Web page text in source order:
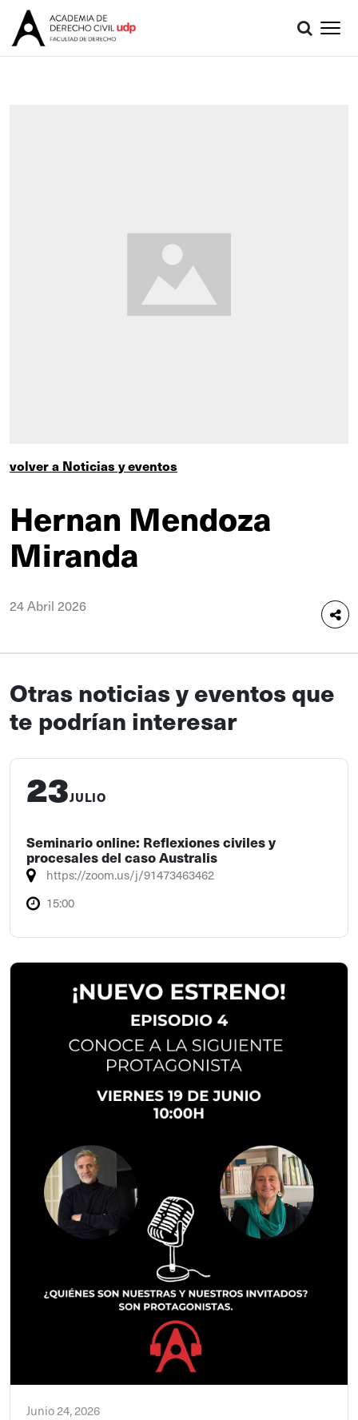
volver a Noticias y eventos
Hernan Mendoza
Miranda
24 Abril 2026
Otras noticias y eventos que
te podrían interesar
23JULIO
Seminario online: Reflexiones civiles y
procesales del caso Australis
https://zoom.us/j/91473463462
15:00
Junio 24, 2026